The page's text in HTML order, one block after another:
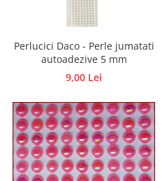
Perlucici Daco - Perle jumatati
autoadezive 5 mm
9,00 Lei